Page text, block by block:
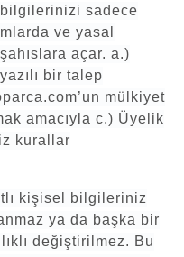
sadece
ve yasal
açar. a.)
bir talep
mülkiyet
amacıyla c.) Üyelik
kurallar
kişisel bilgileriniz
ya da başka bir
değiştirilmez. Bu